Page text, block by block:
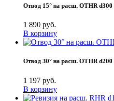
Отвод 15° на расш. OTHR
1 890 руб.
В корзину
Отвод 30° на расш. OTHR
1 197 руб.
В корзину